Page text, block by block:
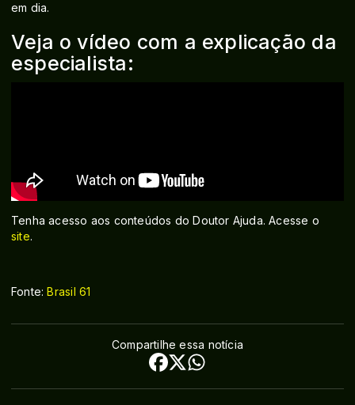
em dia.
Veja o vídeo com a explicação da
especialista:
Tenha acesso aos conteúdos do Doutor Ajuda. Acesse o
site.
Fonte:Brasil 61
Compartilhe essa notícia